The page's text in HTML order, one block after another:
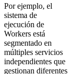
Por ejemplo, el
sistema de
ejecución de
Workers está
segmentado en
múltiples servicios
independientes que
gestionan diferentes